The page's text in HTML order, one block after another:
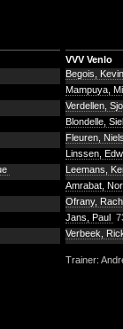
VVV Venlo
Begois,
Mampuya,
Verdellen,
Blondelle,
Fleuren,
Linssen,
Leemans,
Amrabat,
Ofrany,
Jans, Paul
Verbeek,
Trainer: